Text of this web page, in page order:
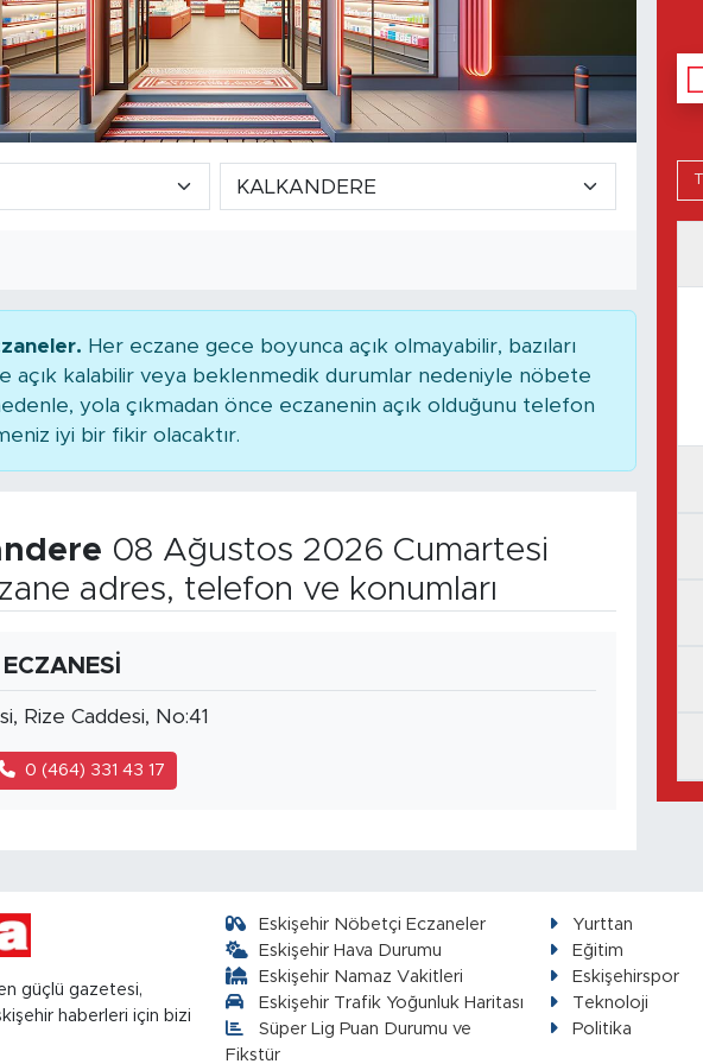
Her eczane gece boyunca açık olmayabilir, bazıları
açık kalabilir veya beklenmedik durumlar nedeniyle nöbete
yola çıkmadan önce eczanenin açık olduğunu telefon
iyi bir fikir olacaktır.
08 Ağustos 2026 Cumartesi
adres, telefon ve konumları
Rize Caddesi, No:41
0 (464) 331 43 17
güçlü gazetesi,
haberleri için bizi
Eskişehir Nöbetçi Eczaneler
Eskişehir Hava Durumu
Eskişehir Namaz Vakitleri
Eskişehir Trafik Yoğunluk Haritası
Süper Lig Puan Durumu ve
Fikstür
Yurttan
Eğitim
Eskişehirspor
Teknoloji
Politika